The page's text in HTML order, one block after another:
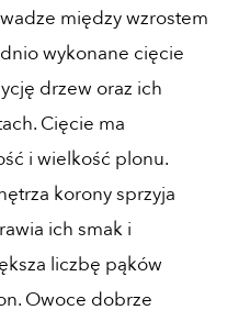
między wzrostem
wykonane cięcie
drzew oraz ich
Cięcie ma
i wielkość plonu.
korony sprzyja
ich smak i
liczbę pąków
Owoce dobrze